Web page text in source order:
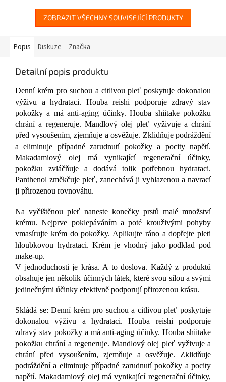
ZOBRAZIT VŠECHNY SOUVISEJÍCÍ PRODUKTY
Popis Diskuze Značka
Detailní popis produktu
Denní krém pro suchou a citlivou pleť poskytuje dokonalou
výživu a hydrataci. Houba reishi podporuje zdravý stav
pokožky a má anti-aging účinky. Houba shiitake pokožku
chrání a regeneruje. Mandlový olej pleť vyživuje a chrání
před vysoušením, zjemňuje a osvěžuje. Zklidňuje podráždění
a eliminuje případné zarudnutí pokožky a pocity napětí.
Makadamiový olej má vynikající regenerační účinky,
pokožku zvláčňuje a dodává tolik potřebnou hydrataci.
Panthenol změkčuje pleť, zanechává ji vyhlazenou a navrací
ji přirozenou rovnováhu.
Na vyčištěnou pleť naneste konečky prstů malé množství
krému. Nejprve poklepáváním a poté krouživými pohyby
vmasírujte krém do pokožky. Aplikujte ráno a dopřejte pleti
hloubkovou hydrataci. Krém je vhodný jako podklad pod
make-up.
V jednoduchosti je krása. A to doslova. Každý z produktů
obsahuje jen několik účinných látek, které svou silou a svými
jedinečnými účinky efektivně podporují přirozenou krásu.
Skládá se: Denní krém pro suchou a citlivou pleť poskytuje
dokonalou výživu a hydrataci. Houba reishi podporuje
zdravý stav pokožky a má anti-aging účinky. Houba shiitake
pokožku chrání a regeneruje. Mandlový olej pleť vyživuje a
chrání před vysoušením, zjemňuje a osvěžuje. Zklidňuje
podráždění a eliminuje případné zarudnutí pokožky a pocity
napětí. Makadamiový olej má vynikající regenerační účinky,